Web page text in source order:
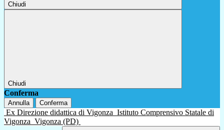
Chiudi
Chiudi
Conferma
Annulla Conferma
Ex Direzione didattica di Vigonza Istituto Comprensivo Statale di
Vigonza Vigonza (PD)